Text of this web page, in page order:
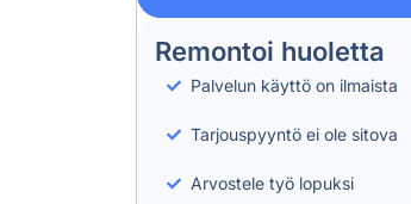
Remontoi huoletta
Palvelun käyttö on ilmaista
Tarjouspyyntö ei ole sitova
Arvostele työ lopuksi